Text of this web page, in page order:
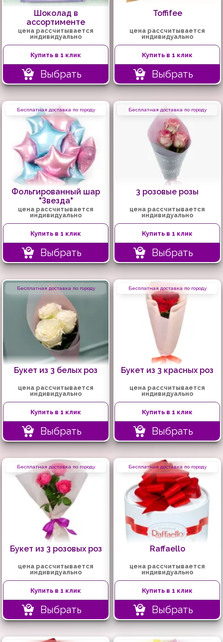
Шоколад в
ассортименте
цена рассчитывается
индивидуально
Купить в 1 клик
Выбрать
Toffifee
цена рассчитывается
индивидуально
Купить в 1 клик
Выбрать
Бесплатная доставка по городу
Фольгированный шар
"Звезда"
цена рассчитывается
индивидуально
Купить в 1 клик
Выбрать
Бесплатная доставка по городу
3 розовые розы
цена рассчитывается
индивидуально
Купить в 1 клик
Выбрать
Бесплатная доставка по городу
Букет из 3 белых роз
цена рассчитывается
индивидуально
Купить в 1 клик
Выбрать
Бесплатная доставка по городу
Букет из 3 красных роз
цена рассчитывается
индивидуально
Купить в 1 клик
Выбрать
Бесплатная доставка по городу
Букет из 3 розовых роз
цена рассчитывается
индивидуально
Купить в 1 клик
Выбрать
Бесплатная доставка по городу
Raffaello
цена рассчитывается
индивидуально
Купить в 1 клик
Выбрать